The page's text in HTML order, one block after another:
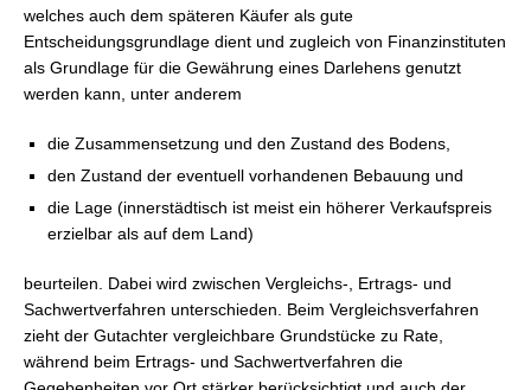
welches auch dem späteren Käufer als gute
Entscheidungsgrundlage dient und zugleich von Finanzinstituten
als Grundlage für die Gewährung eines Darlehens genutzt
werden kann, unter anderem
die Zusammensetzung und den Zustand des Bodens,
den Zustand der eventuell vorhandenen Bebauung und
die Lage (innerstädtisch ist meist ein höherer Verkaufspreis
erzielbar als auf dem Land)
beurteilen. Dabei wird zwischen Vergleichs-, Ertrags- und
Sachwertverfahren unterschieden. Beim Vergleichsverfahren
zieht der Gutachter vergleichbare Grundstücke zu Rate,
während beim Ertrags- und Sachwertverfahren die